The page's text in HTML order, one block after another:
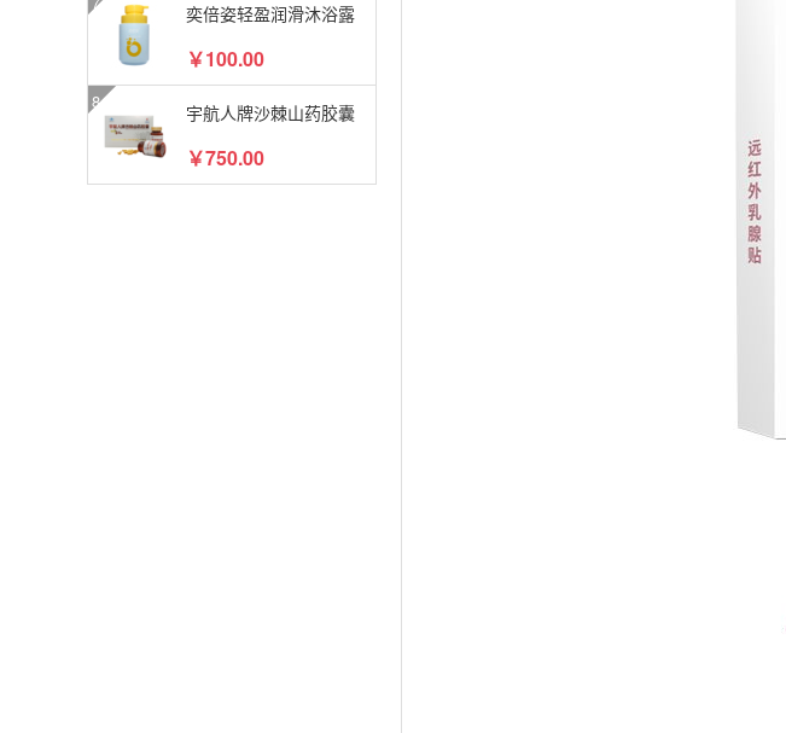
奕倍姿轻盈润滑沐浴露
￥100.00
宇航人牌沙棘山药胶囊
￥750.00